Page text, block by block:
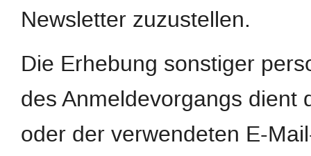
Newsletter zuzustellen.
Die Erhebung sonstiger
des Anmeldevorgangs dient
oder der verwendeten E-